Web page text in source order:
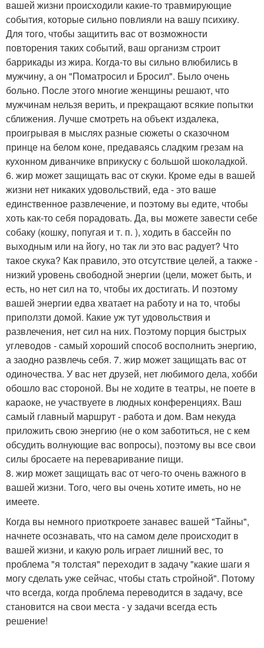
вашей жизни происходили какие-то травмирующие
события, которые сильно повлияли на вашу психику.
Для того, чтобы защитить вас от возможности
повторения таких событий, ваш организм строит
баррикады из жира. Когда-то вы сильно влюбились в
мужчину, а он "Поматросил и Бросил". Было очень
больно. После этого многие женщины решают, что
мужчинам нельзя верить, и прекращают всякие попытки
сближения. Лучше смотреть на объект издалека,
проигрывая в мыслях разные сюжеты о сказочном
принце на белом коне, предаваясь сладким грезам на
кухонном диванчике вприкуску с большой шоколадкой.
6. жир может защищать вас от скуки. Кроме еды в вашей
жизни нет никаких удовольствий, еда - это ваше
единственное развлечение, и поэтому вы едите, чтобы
хоть как-то себя порадовать. Да, вы можете завести себе
собаку (кошку, попугая и т. п. ), ходить в бассейн по
выходным или на йогу, но так ли это вас радует? Что
такое скука? Как правило, это отсутствие целей, а также -
низкий уровень свободной энергии (цели, может быть, и
есть, но нет сил на то, чтобы их достигать. И поэтому
вашей энергии едва хватает на работу и на то, чтобы
приползти домой. Какие уж тут удовольствия и
развлечения, нет сил на них. Поэтому порция быстрых
углеводов - самый хороший способ восполнить энергию,
а заодно развлечь себя. 7. жир может защищать вас от
одиночества. У вас нет друзей, нет любимого дела, хобби
обошло вас стороной. Вы не ходите в театры, не поете в
караоке, не участвуете в людных конференциях. Ваш
самый главный маршрут - работа и дом. Вам некуда
приложить свою энергию (не о ком заботиться, не с кем
обсудить волнующие вас вопросы), поэтому вы все свои
силы бросаете на переваривание пищи.
8. жир может защищать вас от чего-то очень важного в
вашей жизни. Того, чего вы очень хотите иметь, но не
имеете.
Когда вы немного приоткроете занавес вашей "Тайны",
начнете осознавать, что на самом деле происходит в
вашей жизни, и какую роль играет лишний вес, то
проблема "я толстая" переходит в задачу "какие шаги я
могу сделать уже сейчас, чтобы стать стройной". Потому
что всегда, когда проблема переводится в задачу, все
становится на свои места - у задачи всегда есть
решение!